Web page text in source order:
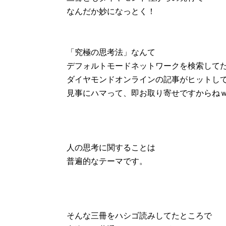
なんだか妙になっとく！
「究極の思考法」なんて
デフォルトモードネットワークを検索して
ダイヤモンドオンラインの記事がヒットし
見事にハマって、即お取り寄せですからねｗ
人の思考に関することは
普遍的なテーマです。
そんな三冊をハシゴ読みしてたところで